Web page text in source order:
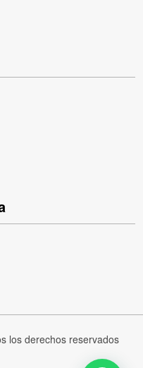
los derechos reservados